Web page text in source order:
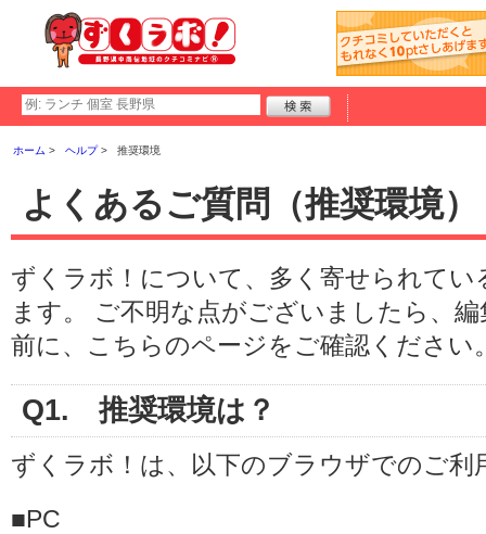
ホーム ヘルプ 推奨環境
よくあるご質問（推奨環境）
ずくラボ！について、多く寄せられて
ます。 ご不明な点がございましたら、
前に、こちらのページをご確認ください
Q1. 推奨環境は？
ずくラボ！は、以下のブラウザでのご利
■PC